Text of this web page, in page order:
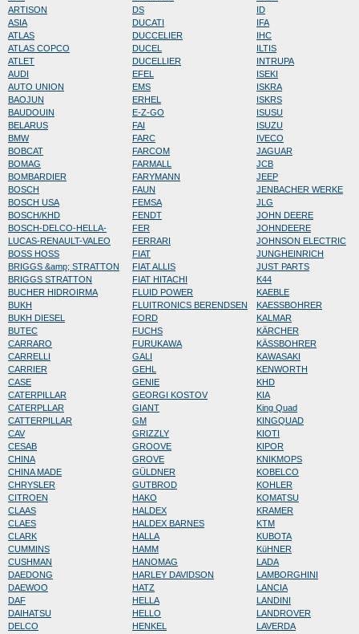
ARTISON
ASIA
ATLAS
ATLAS COPCO
ATLET
AUDI
AUTO UNION
BAOJUN
BAUDOUIN
BELARUS
BMW
BOBCAT
BOMAG
BOMBARDIER
BOSCH
BOSCH USA
BOSCH/KHD
BOSCH-DELCO-HELLA-
LUCAS-RENAULT-VALEO
BOSS HOSS
BRIGGS &amp; STRATTON
BRIGGS STRATTON
BUCHER HIDROIRMA
BUKH
BUKH DIESEL
BUTEC
CARRARO
CARRELLI
CARRIER
CASE
CATERPILLAR
CATERPLLAR
CATTERPILLAR
CAV
CESAB
CHINA
CHINA MADE
CHRYSLER
CITROEN
CLAAS
CLAES
CLARK
CUMMINS
CUSHMAN
DAEDONG
DAEWOO
DAF
DAIHATSU
DELCO
DS
DUCATI
DUCCELIER
DUCEL
DUCELLIER
EFEL
EMS
ERHEL
E-Z-GO
FAI
FARC
FARCOM
FARMALL
FARYMANN
FAUN
FEMSA
FENDT
FER
FERRARI
FIAT
FIAT ALLIS
FIAT HITACHI
FLUID POWER
FLUITRONICS BERENDSEN
FORD
FUCHS
FURUKAWA
GALI
GEHL
GENIE
GEORGI KOSTOV
GIANT
GM
GRIZZLY
GROOVE
GROVE
GÜLDNER
GUTBROD
HAKO
HALDEX
HALDEX BARNES
HALLA
HAMM
HANOMAG
HARLEY DAVIDSON
HATZ
HELLA
HELLO
HENKEL
ID
IFA
IHC
ILTIS
INTRUPA
ISEKI
ISKRA
ISKRS
ISUSU
ISUZU
IVECO
JAGUAR
JCB
JEEP
JENBACHER WERKE
JLG
JOHN DEERE
JOHNDEERE
JOHNSON ELECTRIC
JUNGHEINRICH
JUST PARTS
K44
KAEBLE
KAESSBOHRER
KALMAR
KÄRCHER
KÄSSBOHRER
KAWASAKI
KENWORTH
KHD
KIA
King Quad
KINGQUAD
KIOTI
KIPOR
KNIKMOPS
KOBELCO
KOHLER
KOMATSU
KRAMER
KTM
KUBOTA
KüHNER
LADA
LAMBORGHINI
LANCIA
LANDINI
LANDROVER
LAVERDA